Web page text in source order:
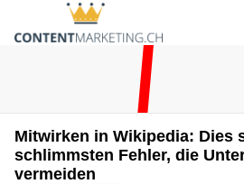
Mitwirken in Wikipedia: Dies
schlimmsten Fehler, die
vermeiden